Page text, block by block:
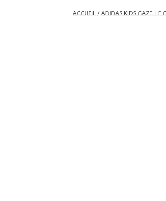
ACCUEIL / ADIDAS KIDS GAZELLE